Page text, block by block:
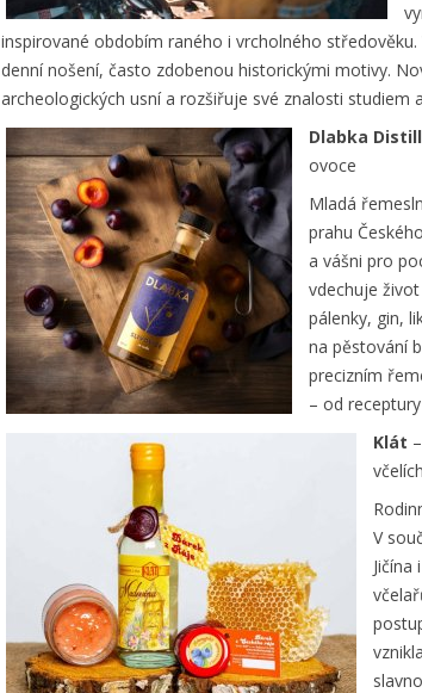
inspirované obdobím raného i vrcholného
denní nošení, často zdobenou historickými motivy.
archeologických usní a rozšiřuje své znalosti studiem
Dlabka
ovoce
Mladá
prahu
a vášni pro
vdechuje
pálenky, gin,
na pěstování
precizním
– od
Klát
V
Jičína